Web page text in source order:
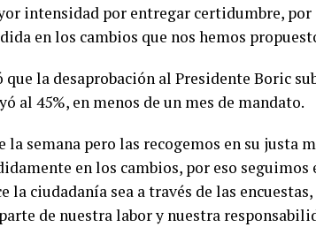
intensidad por entregar certidumbre,
en los cambios que nos hemos
la desaprobación al Presidente Boric
al 45%, en menos de un mes de mandato.
la semana pero las recogemos en su justa
en los cambios, por eso seguimos
la ciudadanía sea a través de las encuestas,
de nuestra labor y nuestra